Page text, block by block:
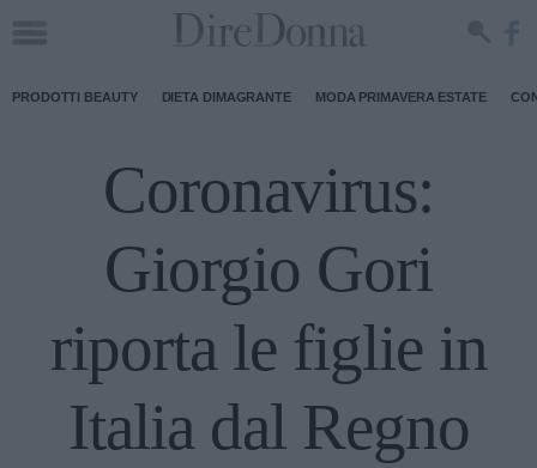
PRODOTTI BEAUTY DIETA DIMAGRANTE MODA PRIMAVERA ESTATE
Coronavirus:
Giorgio Gori
riporta le figlie in
Italia dal Regno